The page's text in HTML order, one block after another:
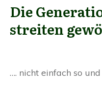
Die
streiten
…. nicht einfach so